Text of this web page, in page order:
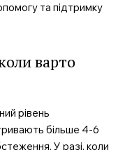
та підтримку
варто
рівень
тривають більше 4-6
У разі, коли